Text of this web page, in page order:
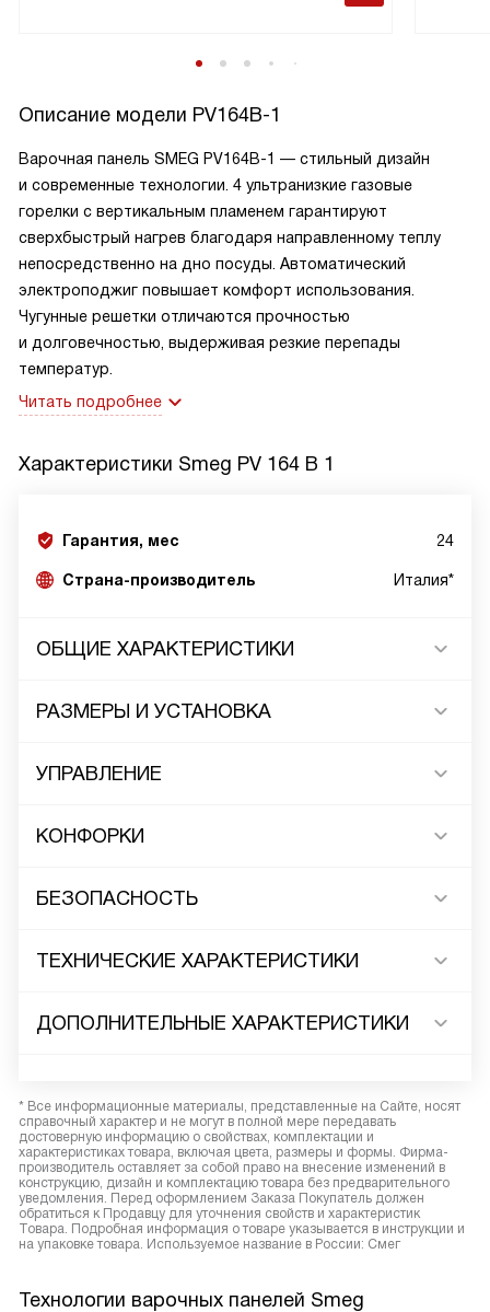
Описание модели PV164B-1
Варочная панель SMEG PV164B-1 — стильный дизайн
и современные технологии. 4 ультранизкие газовые
горелки с вертикальным пламенем гарантируют
сверхбыстрый нагрев благодаря направленному теплу
непосредственно на дно посуды. Автоматический
электроподжиг повышает комфорт использования.
Чугунные решетки отличаются прочностью
и долговечностью, выдерживая резкие перепады
температур.
Читать подробнее
Характеристики Smeg PV 164 B 1
Гарантия, мес 24
Страна-производитель Италия*
ОБЩИЕ ХАРАКТЕРИСТИКИ
РАЗМЕРЫ И УСТАНОВКА
УПРАВЛЕНИЕ
КОНФОРКИ
БЕЗОПАСНОСТЬ
ТЕХНИЧЕСКИЕ ХАРАКТЕРИСТИКИ
ДОПОЛНИТЕЛЬНЫЕ ХАРАКТЕРИСТИКИ
* Все информационные материалы, представленные на Сайте, носят
справочный характер и не могут в полной мере передавать
достоверную информацию о свойствах, комплектации и
характеристиках товара, включая цвета, размеры и формы. Фирма-
производитель оставляет за собой право на внесение изменений в
конструкцию, дизайн и комплектацию товара без предварительного
уведомления. Перед оформлением Заказа Покупатель должен
обратиться к Продавцу для уточнения свойств и характеристик
Товара. Подробная информация о товаре указывается в инструкции и
на упаковке товара. Используемое название в России: Смег
Технологии варочных панелей Smeg